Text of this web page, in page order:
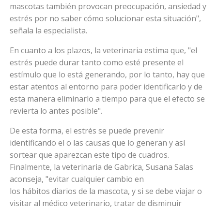
mascotas también provocan preocupación, ansiedad y
estrés por no saber cómo solucionar esta situación",
señala la especialista.
En cuanto a los plazos, la veterinaria estima que, "el
estrés puede durar tanto como esté presente el
estímulo que lo está generando, por lo tanto, hay que
estar atentos al entorno para poder identificarlo y de
esta manera eliminarlo a tiempo para que el efecto se
revierta lo antes posible".
De esta forma, el estrés se puede prevenir
identificando el o las causas que lo generan y así
sortear que aparezcan este tipo de cuadros.
Finalmente, la veterinaria de Gabrica, Susana Salas
aconseja, "evitar cualquier cambio en
los hábitos diarios de la mascota, y si se debe viajar o
visitar al médico veterinario, tratar de disminuir